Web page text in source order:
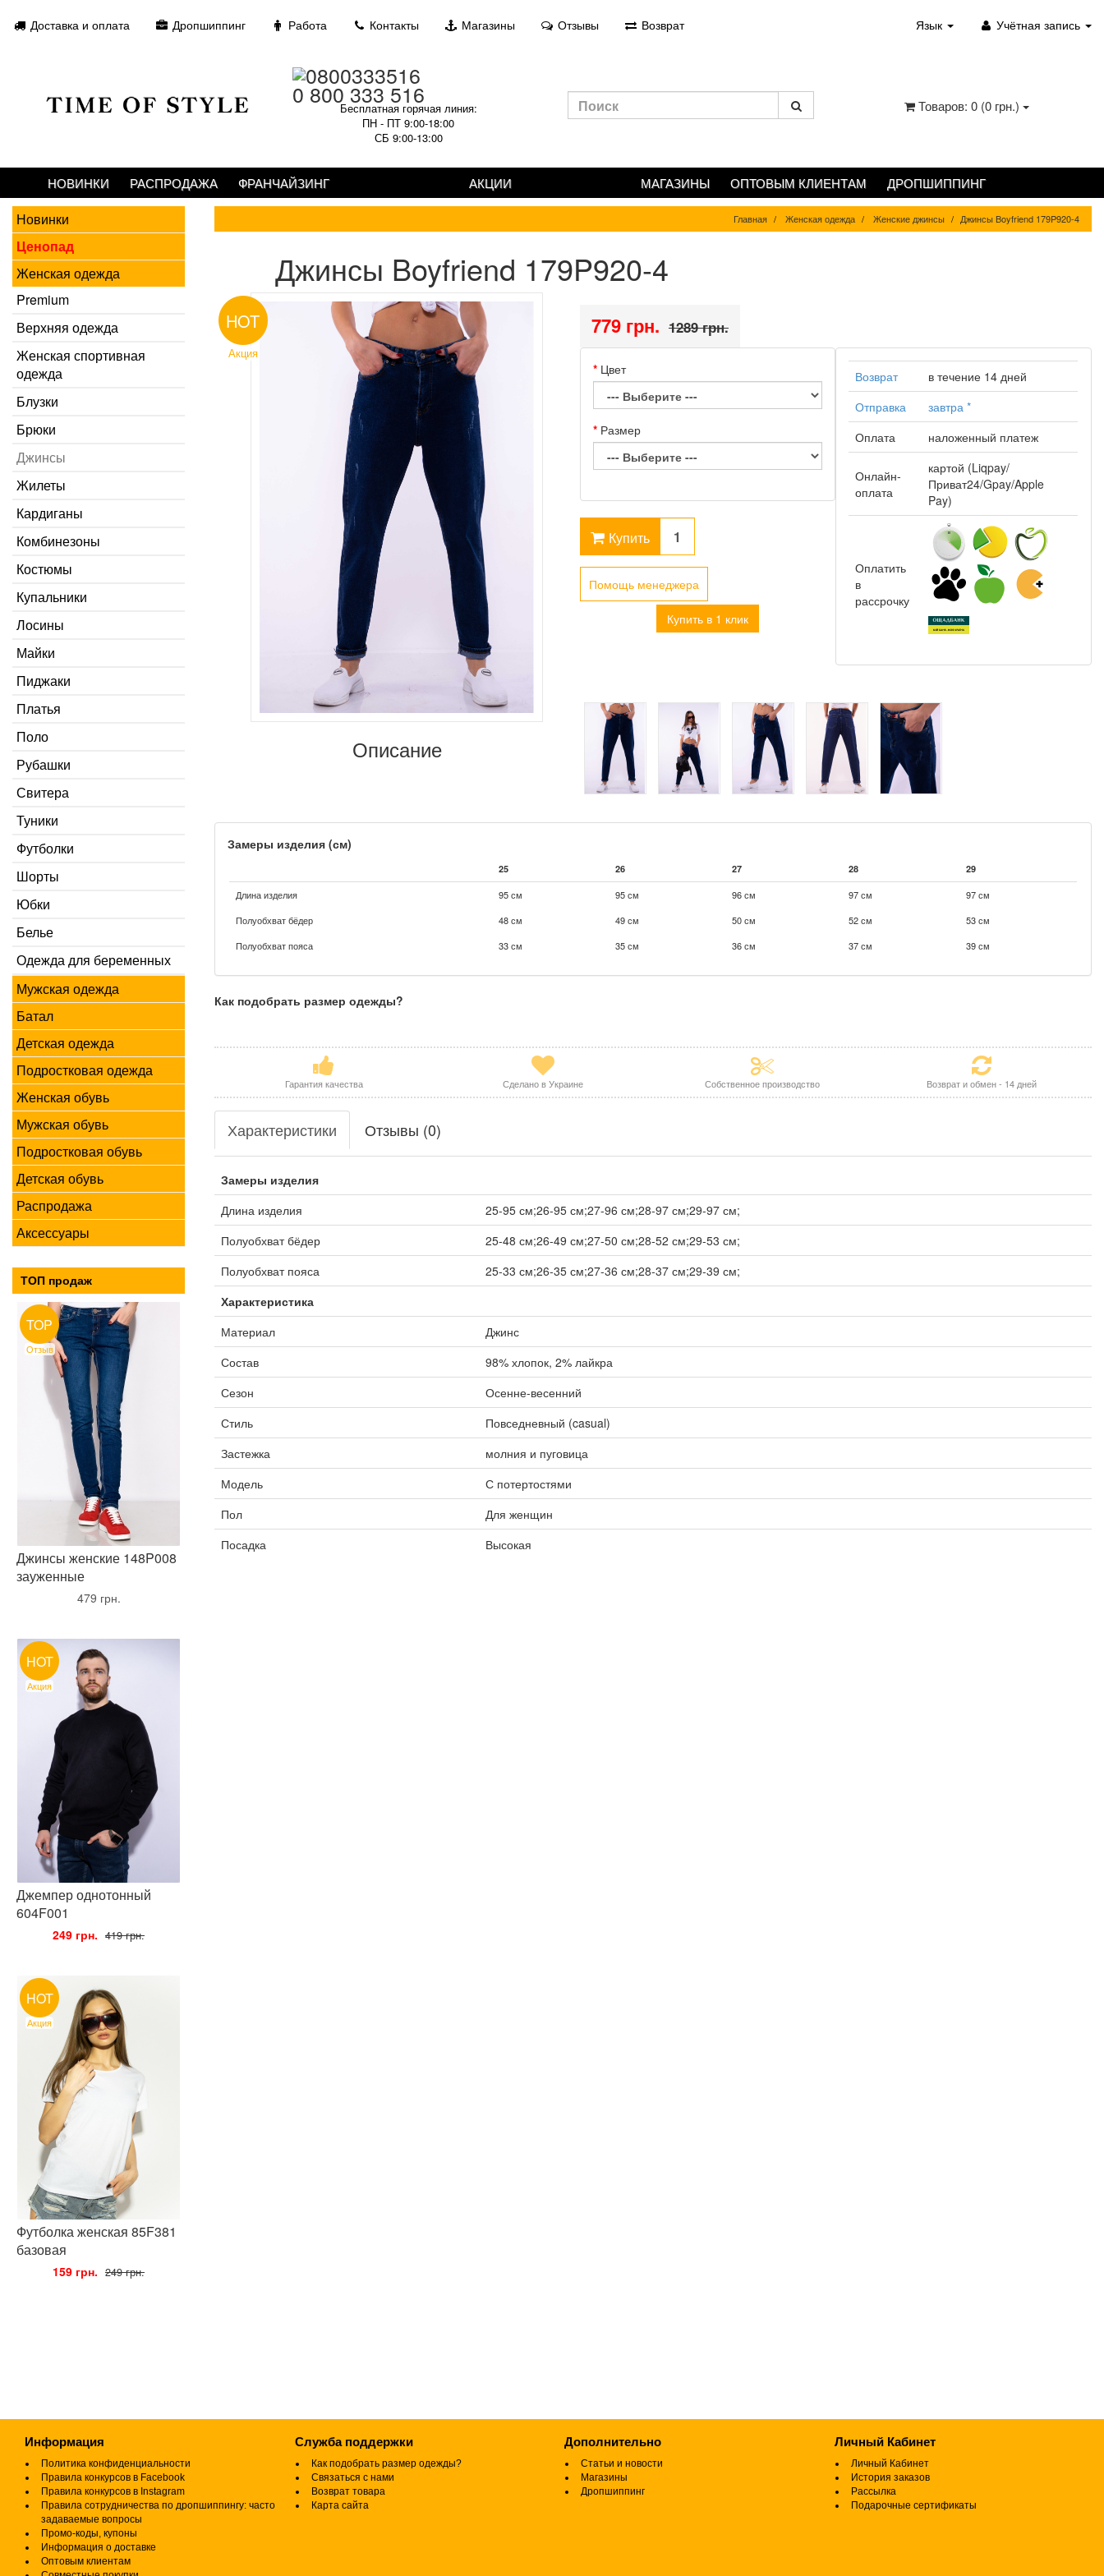
Доставка и оплата Дропшиппинг Работа Контакты Магазины Отзывы Возврат Язык Учётная запись
0 800 333 516
Бесплатная горячая линия:
ПН - ПТ 9:00-18:00
СБ 9:00-13:00
Товаров: 0 (0 грн.)
НОВИНКИ РАСПРОДАЖА ФРАНЧАЙЗИНГ АКЦИИ МАГАЗИНЫ ОПТОВЫМ КЛИЕНТАМ ДРОПШИППИНГ
Новинки
Ценопад
Женская одежда
Premium
Верхняя одежда
Женская спортивная
одежда
Блузки
Брюки
Джинсы
Жилеты
Кардиганы
Комбинезоны
Костюмы
Купальники
Лосины
Майки
Пиджаки
Платья
Поло
Рубашки
Свитера
Туники
Футболки
Шорты
Юбки
Белье
Одежда для беременных
Мужская одежда
Батал
Детская одежда
Подростковая одежда
Женская обувь
Мужская обувь
Подростковая обувь
Детская обувь
Распродажа
Аксессуары
ТОП продаж
TOP
Отзыв
Джинсы женские 148P008
зауженные
479 грн.
HOT
Акция
Джемпер однотонный
604F001
249 грн. 419 грн.
HOT
Акция
Футболка женская 85F381
базовая
159 грн. 249 грн.
Главная Женская одежда Женские джинсы Джинсы Boyfriend 179P920-4
Джинсы Boyfriend 179P920-4
HOT
Акция
Описание
779 грн. 1289 грн.
Цвет
Размер
Купить
Помощь менеджера
Купить в 1 клик
Возврат
в течение 14 дней
Отправка
завтра*
Оплата
наложенный платеж
Онлайн-
оплата
картой (Liqpay/
Приват24/Gpay/Apple
Pay)
Оплатить
в
рассрочку
Замеры изделия (см)
25 26 27 28 29
Длина изделия 95 см 95 см 96 см 97 см
97 см
Полуобхват бёдер
48 см 49 см 50 см 52 см
53 см
Полуобхват пояса
33 см 35 см 36 см 37 см 39 см
Как подобрать размер одежды?
Гарантия качества Сделано в Украине Собственное производство Возврат и обмен - 14 дней
Характеристики Отзывы (0)
Замеры изделия
Длина изделия
25-95 см;26-95 см;27-96 см;28-97 см;29-97 см;
Полуобхват бёдер
25-48 см;26-49 см;27-50 см;28-52 см;29-53 см;
Полуобхват пояса
25-33 см;26-35 см;27-36 см;28-37 см;29-39 см;
Характеристика
Материал
Джинс
Состав
98% хлопок, 2% лайкра
Сезон
Осенне-весенний
Стиль
Повседневный (casual)
Застежка
молния и пуговица
Модель
С потертостями
Пол
Для женщин
Посадка
Высокая
Информация
Политика конфиденциальности
Правила конкурсов в Facebook
Правила конкурсов в Instagram
Правила сотрудничества по дропшиппингу: часто
задаваемые вопросы
Промо-коды, купоны
Информация о доставке
Оптовым клиентам
Служба поддержки
Как подобрать размер одежды?
Связаться с нами
Возврат товара
Карта сайта
Дополнительно
Статьи и новости
Магазины
Дропшиппинг
Личный Кабинет
Личный Кабинет
История заказов
Рассылка
Подарочные сертификаты